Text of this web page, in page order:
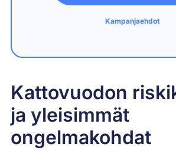
Kampanjaehdot
Kattovuodon
ja yleisimmät
ongelmakohdat